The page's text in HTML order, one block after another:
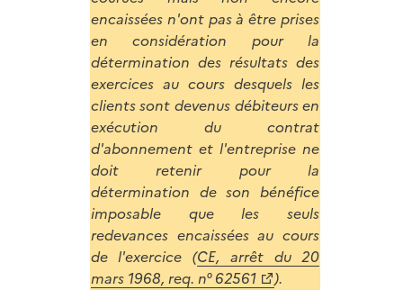
encaissées n'ont pas à être prises
en considération pour la
détermination des résultats des
exercices au cours desquels les
clients sont devenus débiteurs en
exécution du contrat
d'abonnement et l'entreprise ne
doit retenir pour la
détermination de son bénéfice
imposable que les seuls
redevances encaissées au cours
de l'exercice (CE, arrêt du 20
mars 1968, req. n° 62561
).